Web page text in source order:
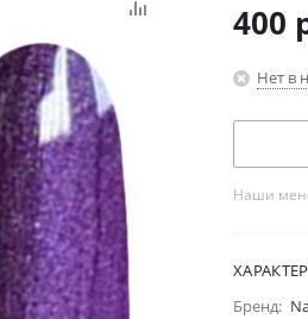
400
Нет в
Наши
Бренд: